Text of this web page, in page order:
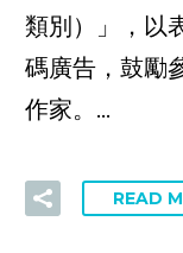
類別）」，以
碼廣告，鼓勵
作家。…
READ